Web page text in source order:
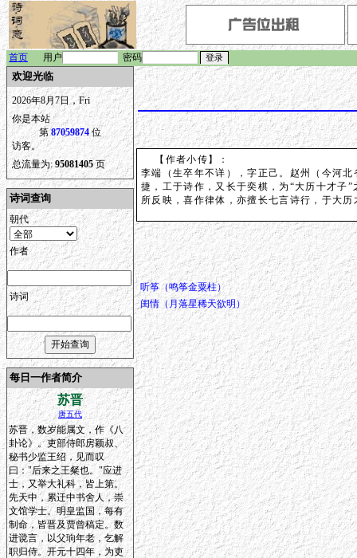
首页 用户 密码
欢迎光临
2026年8月7日，Fri
你是本站
第87059874位
访客。
总流量为:95081405 页
诗词查询
朝代
作者
诗词
每日一作者简介
苏晋
唐五代
苏晋，数岁能属文，作《八
卦论》。吏部侍郎房颖叔、
秘书少监王绍，见而叹
曰："后来之王粲也。"应进
士，又举大礼科，皆上第。
先天中，累迁中书舍人，崇
文馆学士。明皇监国，每有
制命，皆晋及贾曾稿定。数
进谠言，以父珦年老，乞解
职归侍。开元十四年，为吏
【作者小传】：
李端（生卒年不详），字正己。赵州（今河
捷，工于诗作，又长于奕棋，为“大历十才子
所反映，喜作律体，亦擅长七言诗行，于大
听筝（鸣筝金粟柱）
闺情（月落星稀天欲明）